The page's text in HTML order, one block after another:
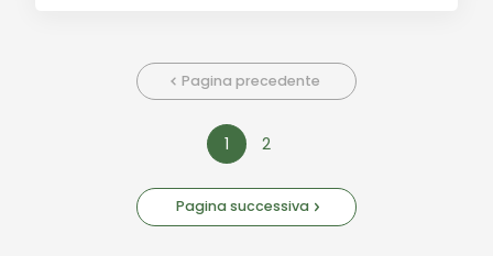
Pagina precedente
1 2
Pagina successiva